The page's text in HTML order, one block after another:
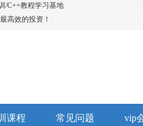
/C++教程学习基地
高效的投资！
课程 常见问题 vip